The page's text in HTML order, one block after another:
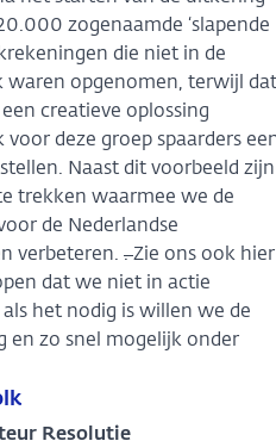
zogenaamde ‘slapende
die niet in de
waren opgenomen, terwijl dat
creatieve oplossing
deze groep spaarders
Naast dit voorbeeld zijn
trekken waarmee we de
de Nederlandse
verbeteren. .Zie ons ook hier
dat we niet in actie
het nodig is willen we de
en zo snel mogelijk onder
Resolutie